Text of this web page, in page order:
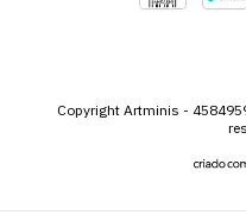
Copyright Artminis -